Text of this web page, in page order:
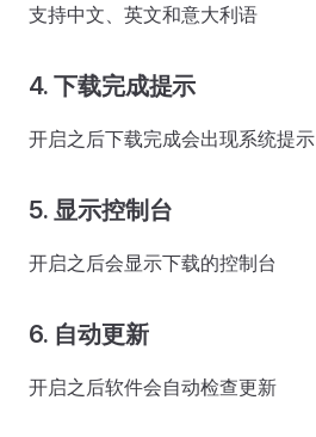
支持中文、英文和意大利语
4. 下载完成提示
开启之后下载完成会出现系统提示
5. 显示控制台
开启之后会显示下载的控制台
6. 自动更新
开启之后软件会自动检查更新